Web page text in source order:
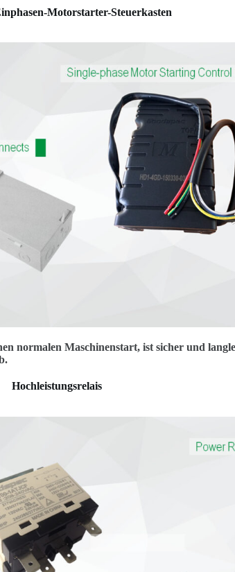
Motorstarter-Steuerkasten
normalen Maschinenstart, ist sicher und
Hochleistungsrelais